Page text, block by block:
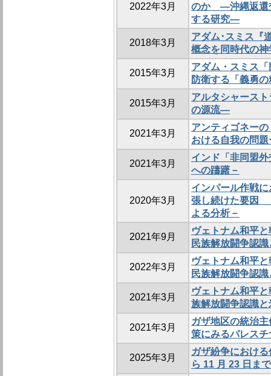
2022年3月
のか ―沖縄返還
する研究―
2018年3月
アダム･スミス『
概念を同時代の
2015年3月
アダム・スミス
防衛する「義勇
2015年3月
アルタシャース
の源流―
2021年3月
アンティゴネー
おける自我の問題
2021年3月
インド「非同盟
への躊躇－
2020年3月
インパール作戦
張し続けた要因
よる分析－
2021年9月
ヴェトナム和平
民族解放闘争認
2022年3月
ヴェトナム和平
民族解放闘争認
2021年3月
ヴェトナム和平
族解放闘争認識
2021年3月
ガザ地区の統治
策にみるパレス
2025年3月
ガザ紛争におけ
ら 11 月 23 日ま